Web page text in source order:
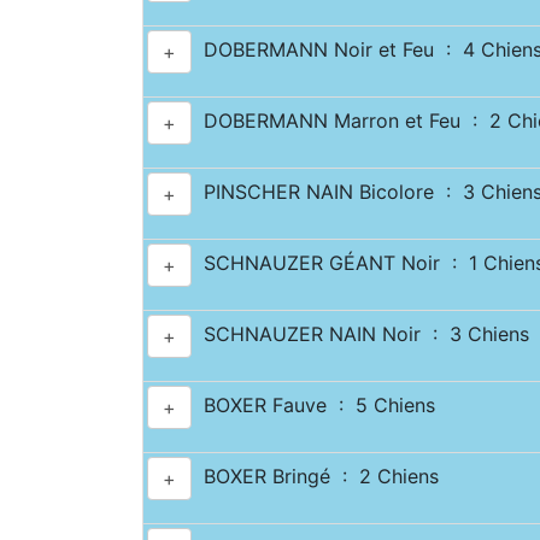
+ DOBERMANN Noir et Feu : 4
+ DOBERMANN Marron et Feu : 2
+ PINSCHER NAIN Bicolore : 3
+ SCHNAUZER GÉANT Noir : 1
+ SCHNAUZER NAIN Noir : 3 Chiens
+ BOXER Fauve : 5 Chiens
+ BOXER Bringé : 2 Chiens